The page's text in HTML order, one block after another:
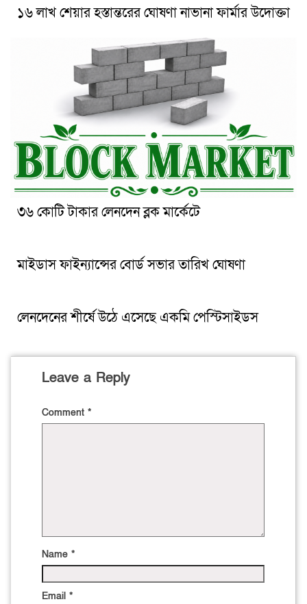
১৬ লাখ শেয়ার হস্তান্তরের ঘোষণা নাভানা ফার্মার উদোক্তা
৩৬ কোটি টাকার লেনদেন ব্লক মার্কেটে
মাইডাস ফাইন্যান্সের বোর্ড সভার তারিখ ঘোষণা
লেনদেনের শীর্ষে উঠে এসেছে একমি পেস্টিসাইডস
Leave a Reply
Comment *
Name *
Email *